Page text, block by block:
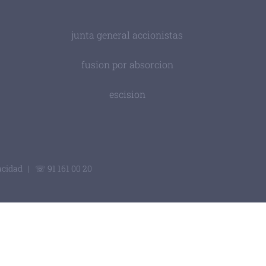
junta general accionistas
fusion por absorcion
escision
| ☏ 91 161 00 20